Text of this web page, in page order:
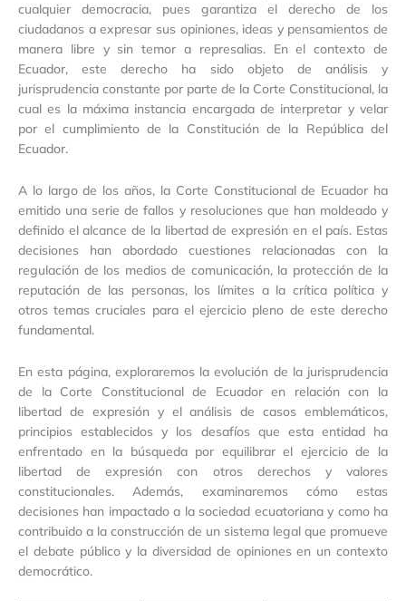
cualquier democracia, pues garantiza el derecho de los
ciudadanos a expresar sus opiniones, ideas y pensamientos de
manera libre y sin temor a represalias. En el contexto de
Ecuador, este derecho ha sido objeto de análisis y
jurisprudencia constante por parte de la Corte Constitucional, la
cual es la máxima instancia encargada de interpretar y velar
por el cumplimiento de la Constitución de la República del
Ecuador.
A lo largo de los años, la Corte Constitucional de Ecuador ha
emitido una serie de fallos y resoluciones que han moldeado y
definido el alcance de la libertad de expresión en el país. Estas
decisiones han abordado cuestiones relacionadas con la
regulación de los medios de comunicación, la protección de la
reputación de las personas, los límites a la crítica política y
otros temas cruciales para el ejercicio pleno de este derecho
fundamental.
En esta página, exploraremos la evolución de la jurisprudencia
de la Corte Constitucional de Ecuador en relación con la
libertad de expresión y el análisis de casos emblemáticos,
principios establecidos y los desafíos que esta entidad ha
enfrentado en la búsqueda por equilibrar el ejercicio de la
libertad de expresión con otros derechos y valores
constitucionales. Además, examinaremos cómo estas
decisiones han impactado a la sociedad ecuatoriana y como ha
contribuido a la construcción de un sistema legal que promueve
el debate público y la diversidad de opiniones en un contexto
democrático.